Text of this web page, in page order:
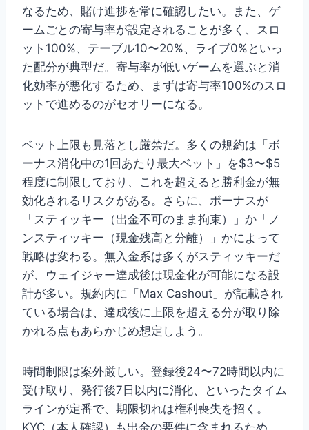
なるため、賭け進捗を常に確認したい。また、ゲ
ームごとの寄与率が設定されることが多く、スロ
ット100%、テーブル10〜20%、ライブ0%といっ
た配分が典型だ。寄与率が低いゲームを選ぶと消
化効率が悪化するため、まずは寄与率100%のスロ
ットで進めるのがセオリーになる。
ベット上限も見落とし厳禁だ。多くの規約は「ボ
ーナス消化中の1回あたり最大ベット」を$3〜$5
程度に制限しており、これを超えると勝利金が無
効化されるリスクがある。さらに、ボーナスが
「スティッキー（出金不可のまま拘束）」か「ノ
ンスティッキー（現金残高と分離）」かによって
戦略は変わる。無入金系は多くがスティッキーだ
が、ウェイジャー達成後は現金化が可能になる設
計が多い。規約内に「Max Cashout」が記載され
ている場合は、達成後に上限を超える分が取り除
かれる点もあらかじめ想定しよう。
時間制限は案外厳しい。登録後24〜72時間以内に
受け取り、発行後7日以内に消化、といったタイム
ラインが定番で、期限切れは権利喪失を招く。
KYC（本人確認）も出金の要件に含まれるため、